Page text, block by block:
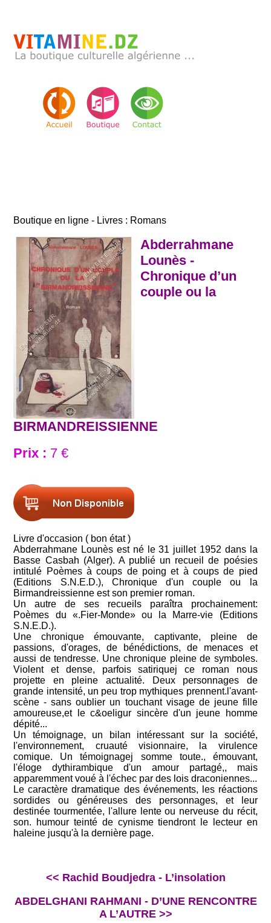
Boutique en ligne - Livres : Romans
Abderrahmane
Lounès -
Chronique d’un
couple ou la
BIRMANDREISSIENNE
Prix : 7 €
Livre d'occasion ( bon état )
Abderrahmane Lounès est né le 31 juillet 1952 dans la
Basse Casbah (Alger). A publié un recueil de poésies
intitulé Poèmes à coups de poing et à coups de pied
(Editions S.N.E.D.), Chronique d'un couple ou la
Birmandreissienne est son premier roman.
Un autre de ses recueils paraîtra prochainement:
Poèmes du «.Fier-Monde» ou la Marre-vie (Editions
S.N.E.D.).
Une chronique émouvante, captivante, pleine de
passions, d'orages, de bénédictions, de menaces et
aussi de tendresse. Une chronique pleine de symboles.
Violent et dense, parfois satiriquej ce roman nous
projette en pleine actualité. Deux personnages de
grande intensité, un peu trop mythiques prennent.l'avant-
scène - sans oublier un touchant visage de jeune fille
amoureuse,et le c&oeligur sincère d'un jeune homme
dépité...
Un témoignage, un bilan intéressant sur la société,
l'environnement, cruauté visionnaire, la virulence
comique. Un témoignagej somme toute., émouvant,
l'éloge dythirambique d'un amour partagé,, mais
apparemment voué à l'échec par des lois draconiennes...
Le caractère dramatique des événements, les réactions
sordides ou généreuses des personnages, et leur
destinée tourmentée, l'allure lente ou nerveuse du récit,
son. humour teinté de cynisme tiendront le lecteur en
haleine jusqu'à la dernière page.
<< Rachid Boudjedra - L’insolation
ABDELGHANI RAHMANI - D’UNE RENCONTRE
A L’AUTRE >>